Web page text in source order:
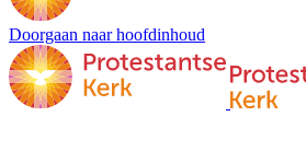
Doorgaan naar hoofdinhoud